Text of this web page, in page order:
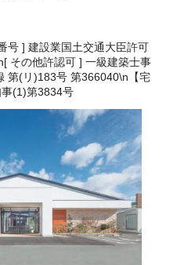
] 建設業国土交通大臣許可
その他許認可 ] 一級建築士事
第(リ)183号 第366040\n【宅
(1)第3834号